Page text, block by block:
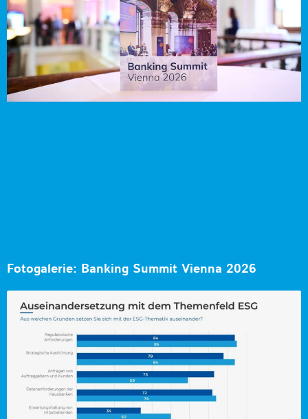
Fotogalerie: Banking Summit Vienna 2026